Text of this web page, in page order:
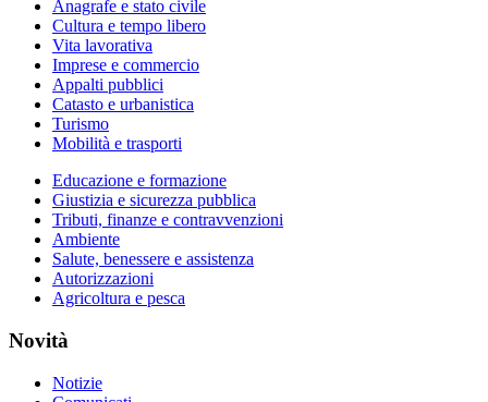
Anagrafe e stato civile
Cultura e tempo libero
Vita lavorativa
Imprese e commercio
Appalti pubblici
Catasto e urbanistica
Turismo
Mobilità e trasporti
Educazione e formazione
Giustizia e sicurezza pubblica
Tributi, finanze e contravvenzioni
Ambiente
Salute, benessere e assistenza
Autorizzazioni
Agricoltura e pesca
Novità
Notizie